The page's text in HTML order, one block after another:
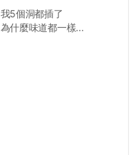
我5個洞都插了
為什麼味道都一樣...